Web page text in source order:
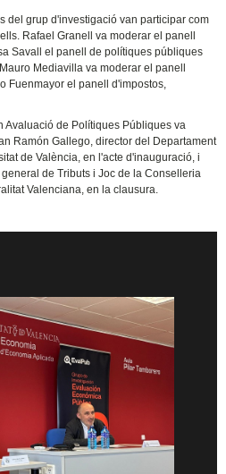
del grup d'investigació van participar com
Rafael Granell va moderar el panell
Savall el panell de polítiques públiques
Mediavilla va moderar el panell
Fuenmayor el panell d'impostos,
Avaluació de Polítiques Públiques va
Ramón Gallego, director del Departament
de València, en l'acte d'inauguració, i
de Tributs i Joc de la Conselleria
Valenciana, en la clausura.